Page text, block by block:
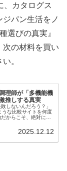
、カタログス
パン生活をノ
選びの真実』
次の材料を買い
。
理師が「多機能機
推しする真実
しないんだろう？」
うな比較サイトを何度
からこそ、絶対に後
2025.12.12